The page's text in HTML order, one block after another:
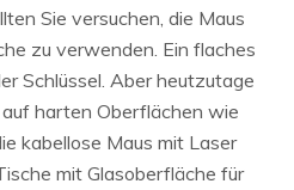
Sie versuchen, die Maus
zu verwenden. Ein flaches
Schlüssel. Aber heutzutage
harten Oberflächen wie
kabellose Maus mit Laser
mit Glasoberfläche für